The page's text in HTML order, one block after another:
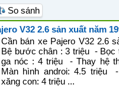
So sánh
V32 2.6 sản xuất năm
Cần bán xe Pajero V32 2.6
Bệ bước chân : 3 triệu - Bọc
ga nóc : 4 triệu - Thay hệ
Màn hình androi: 4.5 triệu
xăng con: 4 triệu ...